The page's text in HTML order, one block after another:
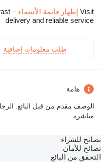
Visit إظهار قائمة الأسماء
delivery and reliable service
طلب معلومات إضافية
هامة
الوصف مقدم من قبل البائع.
مباشرة.
نصائح للشراء
نصائح للأمان
التحقق من البائع